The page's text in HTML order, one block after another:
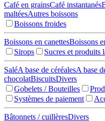
Café en grainsCafé instantanés
maltéesAutres boissons
Boissons froides
Boissons en canettesBoissons
Sirops
Sucres et produits
SaléA base de céréalesA base
chocolatBiscuitsDivers
Gobelets / Bouteilles
Systèmes de paiement
Bâtonnets / cuillèresDivers